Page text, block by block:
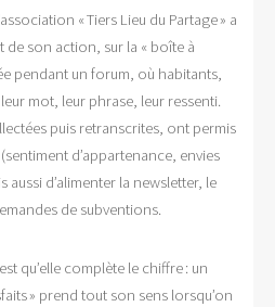
« Tiers Lieu du Partage » a
de son action, sur la « boîte à
pendant un forum, où habitants,
mot, leur phrase, leur ressenti.
puis retranscrites, ont permis
d’appartenance, envies
d’alimenter la newsletter, le
de subventions.
qu’elle complète le chiffre : un
» prend tout son sens lorsqu’on